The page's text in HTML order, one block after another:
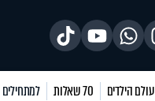
עולם הילדים 70 שאלות למתחילים